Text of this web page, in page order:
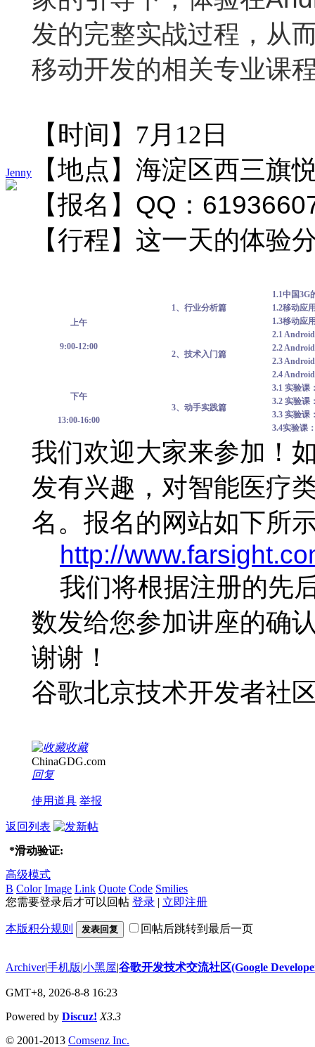
Jenny
发的完整实战过程，从
移动开发的相关专业课
【时间】7月12日
【地点】海淀区西三旗
【报名】 QQ ：
【行程】这一天的体验
上午
9:00-12:00
1、行业分析篇
1.1中国3G
1.2移动应
1.3移动应
2、技术入门篇
2.1
2.2
2.3
2.4
下午
13:00-16:00
3、动手实践篇
3.1 实验课
3.2 实验课
3.3 实验课
3.4实验课
我们欢迎大家来参加！
发有兴趣，对智能医疗
名。报名的网站如下所
http://
我们将根据注册的先
数发给您参加讲座的确
谢谢！
谷歌北京技术开发者社
收藏
ChinaGDG.com
回复
使用道具 举报
返回列表
*滑动验证:
高级模式
B Color Image Link Quote Code Smilies
您需要登录后才可以回帖 登录 | 立即注册
本版积分规则 发表回复 回帖后跳转到最后一页
Archiver|手机版|小黑屋|谷歌开发技术交流社区(Google
GMT+8, 2026-8-8 16:23
Powered by Discuz! X3.3
© 2001-2013 Comsenz Inc.